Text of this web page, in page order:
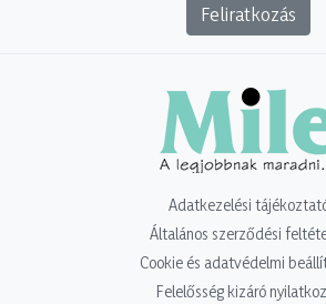
Feliratkozás
Adatkezelési
Általános szerződési
Cookie és adatvédelmi
Felelősség kizáró